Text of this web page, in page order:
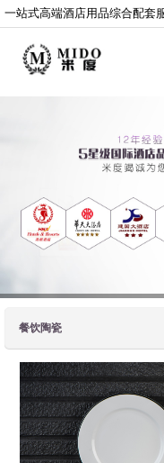
一站式高端酒店用品综合配套
餐饮陶瓷